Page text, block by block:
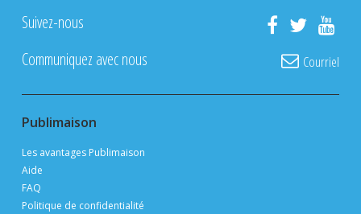
Suivez-nous
Communiquez avec nous
Courriel
Publimaison
Les avantages Publimaison
Aide
FAQ
Politique de confidentialité